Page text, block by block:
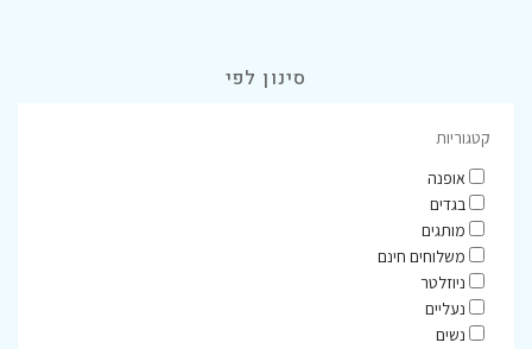
סינון לפי
קטגוריות
אופנה
בגדים
מותגים
משלוחים חינם
ניוזלטר
נעליים
נשים